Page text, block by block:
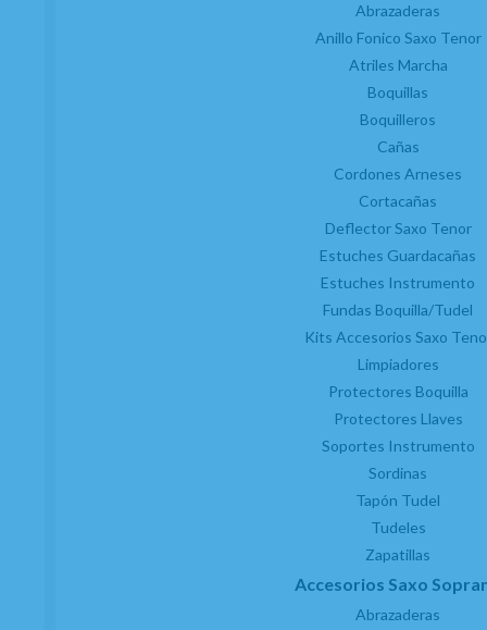
Abrazaderas
Anillo Fonico Saxo Tenor
Atriles Marcha
Boquillas
Boquilleros
Cañas
Cordones Arneses
Cortacañas
Deflector Saxo Tenor
Estuches Guardacañas
Estuches Instrumento
Fundas Boquilla/Tudel
Kits Accesorios Saxo
Limpiadores
Protectores Boquilla
Protectores Llaves
Soportes Instrumento
Sordinas
Tapón Tudel
Tudeles
Zapatillas
Accesorios Saxo
Abrazaderas